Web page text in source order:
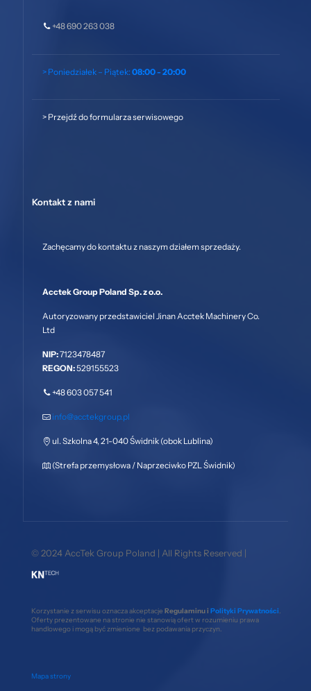
+48 690 263 038
> Poniedziałek – Piątek: 08:00 - 20:00
> Przejdź do formularza serwisowego
Kontakt z nami
Zachęcamy do kontaktu z naszym działem sprzedaży.
Acctek Group Poland Sp. z o.o.
Autoryzowany przedstawiciel Jinan Acctek Machinery Co.
Ltd
NIP:7123478487
REGON:529155523
+48 603 057 541
info@acctekgroup.pl
ul. Szkolna 4, 21-040 Świdnik (obok Lublina)
(Strefa przemysłowa / Naprzeciwko PZL Świdnik)
© 2024 AccTek Group Poland | All Rights Reserved |
Korzystanie z serwisu oznacza akceptacje Regulaminu i Polityki Prywatności
Oferty prezentowane na stronie nie stanowią ofert w rozumieniu prawa
handlowego i mogą być zmienione bez podawania przyczyn.
Mapa strony